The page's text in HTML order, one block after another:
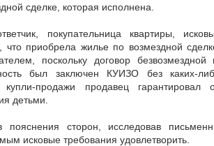
сделке, которая исполнена.
покупательница квартиры,
что приобрела жилье по возмездной
поскольку договор
был заключен КУИЗО без каких-
купли-продажи продавец гарантировал
детьми.
пояснения сторон, исследовав
исковые требования удовлетворить.